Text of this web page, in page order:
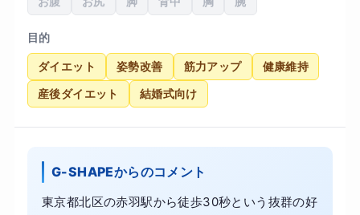
目的
ダイエット 姿勢改善 筋力アップ 健康維持
産後ダイエット 結婚式向け
G-SHAPEからのコメント
東京都北区の赤羽駅から徒歩30秒という抜群の好